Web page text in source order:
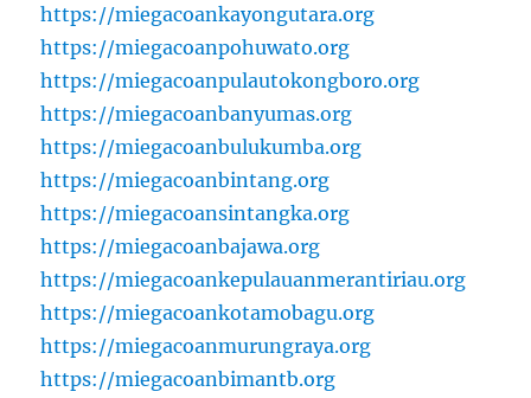
https://miegacoankayongutara.org
https://miegacoanpohuwato.org
https://miegacoanpulautokongboro.org
https://miegacoanbanyumas.org
https://miegacoanbulukumba.org
https://miegacoanbintang.org
https://miegacoansintangka.org
https://miegacoanbajawa.org
https://miegacoankepulauanmerantiriau.org
https://miegacoankotamobagu.org
https://miegacoanmurungraya.org
https://miegacoanbimantb.org